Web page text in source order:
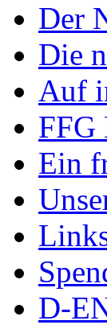
Der
Die
Auf
FFG
Ein
D-